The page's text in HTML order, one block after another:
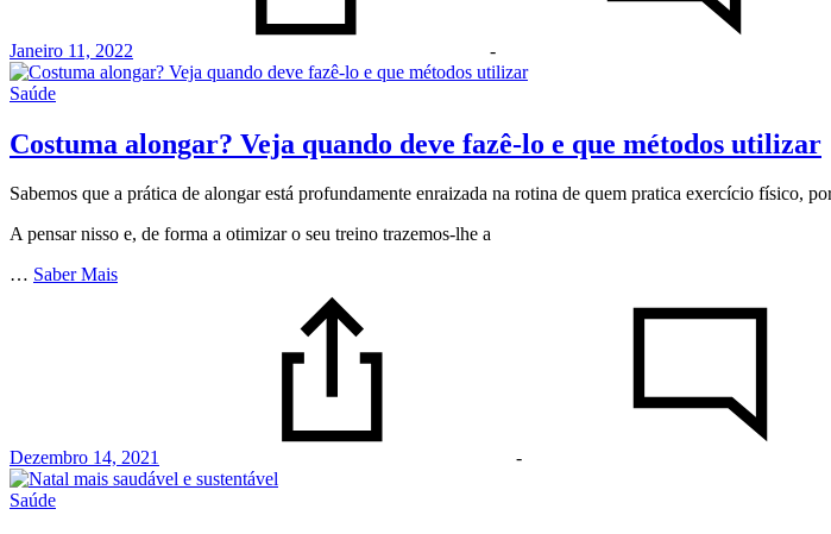
Janeiro 11, 2022 -
Saúde
Costuma alongar? Veja quando deve fazê-lo e que métodos utilizar
Sabemos que a prática de alongar está profundamente enraizada na rotina de quem pratica exercício físico,
A pensar nisso e, de forma a otimizar o seu treino trazemos-lhe a
… Saber Mais
Dezembro 14, 2021 -
Saúde